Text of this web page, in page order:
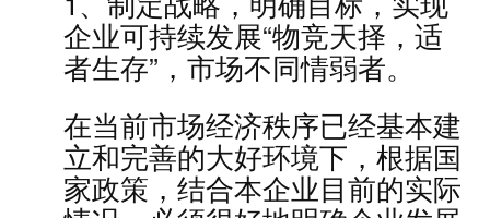
企业可持续发展“物竞天择，适
者生存”，市场不同情弱者。
在当前市场经济秩序已经基本建
立和完善的大好环境下，根据国
家政策，结合本企业目前的实际